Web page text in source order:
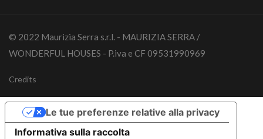
© 2022 Maurizia Serra s.r.l. - MAURIZIA SERRA /
WONDERFUL HOUSES - P.iva e CF 09531990969
Credits
Informativa sulla raccolta
Le tue preferenze relative alla privacy